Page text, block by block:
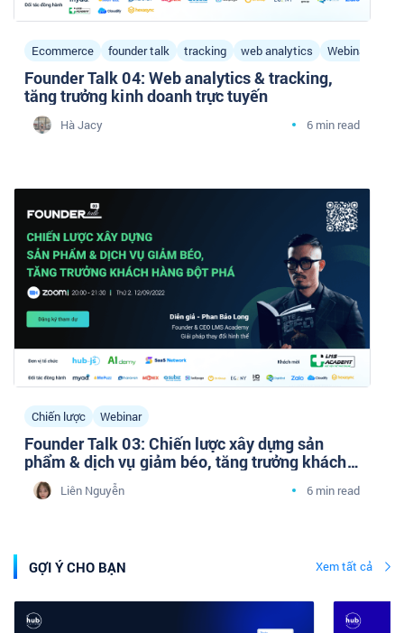
Ecommerce founder talk tracking web analytics Webinar
Founder Talk 04: Web analytics & tracking,
tăng trưởng kinh doanh trực tuyến
Hà Jacy 6 min read
Chiến lược Webinar
Founder Talk 03: Chiến lược xây dựng sản
phẩm & dịch vụ giảm béo, tăng trưởng khách
hàng đột phá
Liên Nguyễn 6 min read
GỢI Ý CHO BẠN Xem tất cả